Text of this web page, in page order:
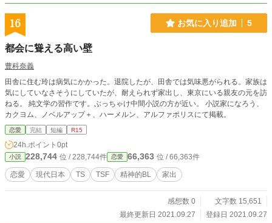
16 お気に入り追加 5
都会に聳える高い壁
豊科奈義
田舎に住む玲は病気にかかった。退院したが、田舎では気味悪がられる。家族は
気にしていなさそうにしていたが、耐えられず家出し、東京にいる親友の元を訪
ねる。 純文学の習作です。ぶっちゃけ中間小説の方が近い。 小説家になろう、
カクヨム、ノベルアップ＋、ハーメルン、アルファポリスにて掲載。
恋愛 完結 短編 R15
24h.ポイント 0pt
小説 228,744 位 / 228,744件 恋愛 66,363 位 / 66,363件
恋愛 現代日本 TS TSF 精神的BL 家出
感想数 0
文字数 15,651
最終更新日 2021.09.27
登録日 2021.09.27